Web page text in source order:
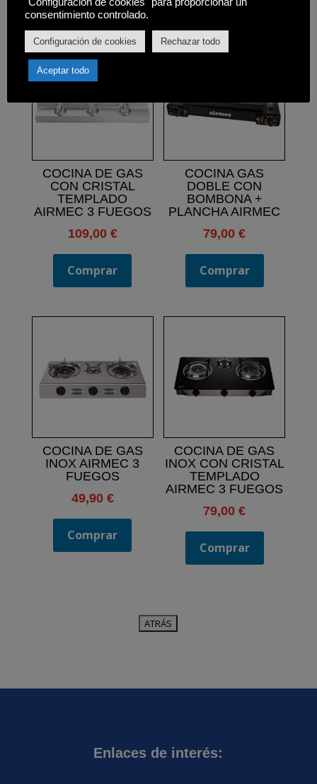
Productos relacionados
COCINA DE GAS
CON CRISTAL
TEMPLADO
AIRMEC 3 FUEGOS
109,00 €
Comprar
COCINA GAS
DOBLE CON
BOMBONA +
PLANCHA AIRMEC
79,00€
Comprar
COCINA DE GAS
INOX AIRMEC 3
FUEGOS
49,90 €
Comprar
COCINA DE GAS
INOX CON CRISTAL
TEMPLADO
AIRMEC 3 FUEGOS
79,00€
Comprar
Enlaces de interés:
consentimiento controlado.
Configuración de cookies Rechazar todo
Aceptar todo